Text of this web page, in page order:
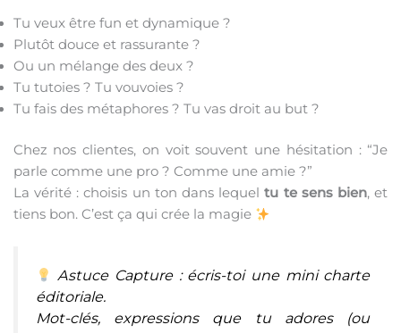
Tu veux être fun et dynamique ?
Plutôt douce et rassurante ?
Ou un mélange des deux ?
Tu tutoies ? Tu vouvoies ?
Tu fais des métaphores ? Tu vas droit au but ?
Chez nos clientes, on voit souvent une hésitation : “Je
parle comme une pro ? Comme une amie ?”
La vérité : choisis un ton dans lequeltu te sens bien, et
tiens bon. C’est ça qui crée la magie
Astuce Capture : écris-toi une mini charte
éditoriale.
Mot-clés, expressions que tu adores (ou